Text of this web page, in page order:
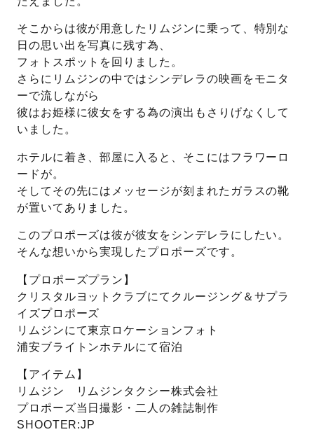
そこからは彼が用意したリムジンに乗って、特別な
日の思い出を写真に残す為、
フォトスポットを回りました。
さらにリムジンの中ではシンデレラの映画をモニタ
ーで流しながら
彼はお姫様に彼女をする為の演出もさりげなくして
いました。
ホテルに着き、部屋に入ると、そこにはフラワーロ
ードが。
そしてその先にはメッセージが刻まれたガラスの靴
が置いてありました。
このプロポーズは彼が彼女をシンデレラにしたい。
そんな想いから実現したプロポーズです。
【プロポーズプラン】
クリスタルヨットクラブにてクルージング＆サプラ
イズプロポーズ
リムジンにて東京ロケーションフォト
浦安ブライトンホテルにて宿泊
【アイテム】
リムジン リムジンタクシー株式会社
プロポーズ当日撮影・二人の雑誌制作
SHOOTER:JP